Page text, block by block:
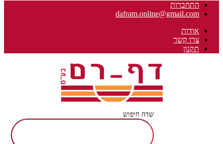
התחברות
dafram.online@gmail.com
אודות
צרו קשר
תקנון
שדה חיפוש